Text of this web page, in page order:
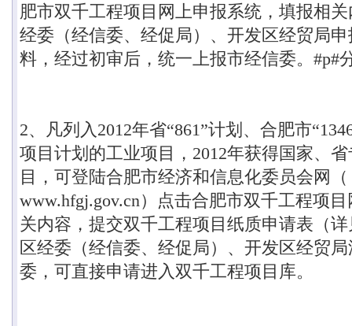
肥市双千工程项目网上申报系统，填报相
经委（经信委、经促局）、开发区经贸局
料，经过初审后，统一上报市经信委。#p#
2、凡列入 2012年省“861”计划、合肥市
项目计划的工业项目， 2012年获得国家、
目，可登陆合肥市经济和信息化委员会网（
www.hfgj.gov.cn）点击合肥市双千工程项
关内容，提交双千工程项目纸质申请表（
区经委（经信委、经促局）、开发区经贸
委，可直接申请进入双千工程项目库。